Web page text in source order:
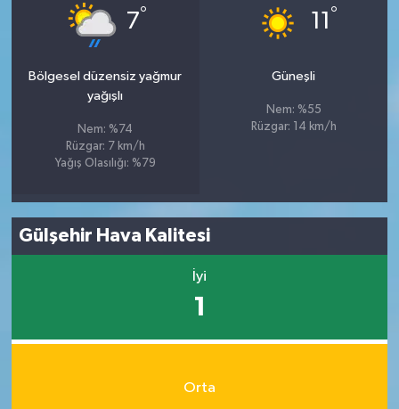
7°
Bölgesel düzensiz yağmur
yağışlı
Nem: %74
Rüzgar: 7 km/h
Yağış Olasılığı: %79
11 °
Güneşli
Nem: %55
Rüzgar: 14 km/h
Gülşehir Hava Kalitesi
İyi
1
Orta